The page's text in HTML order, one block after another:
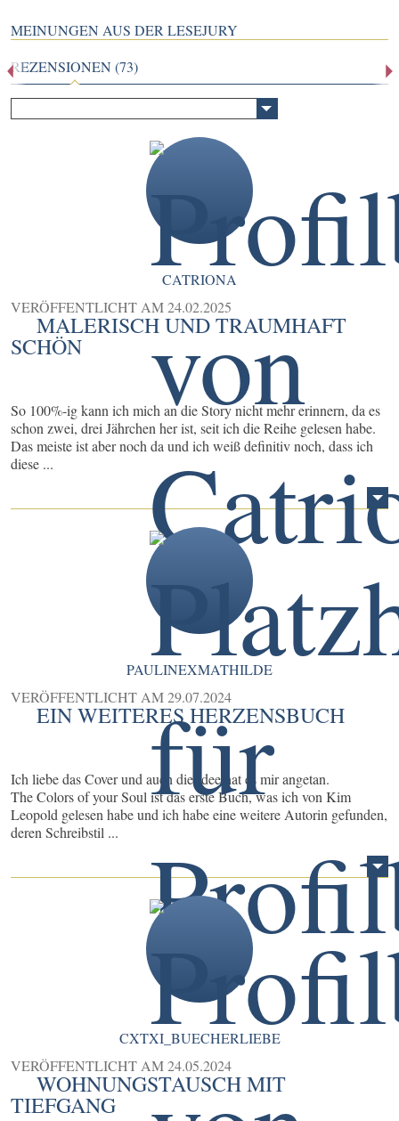
MEINUNGEN AUS DER LESEJURY
REZENSIONEN (73)
CATRIONA
VERÖFFENTLICHT AM24.02.2025
MALERISCH UND TRAUMHAFT
SCHÖN
So 100%-ig kann ich mich an die Story nicht mehr erinnern, da es
schon zwei, drei Jährchen her ist, seit ich die Reihe gelesen habe.
Das meiste ist aber noch da und ich weiß definitiv noch, dass ich
diese ...
PAULINEXMATHILDE
VERÖFFENTLICHT AM29.07.2024
EIN WEITERES HERZENSBUCH
Ich liebe das Cover und auch die Idee hat es mir angetan.
The Colors of your Soul ist das erste Buch, was ich von Kim
Leopold gelesen habe und ich habe eine weitere Autorin gefunden,
deren Schreibstil ...
CXTXI_BUECHERLIEBE
VERÖFFENTLICHT AM24.05.2024
WOHNUNGSTAUSCH MIT
TIEFGANG